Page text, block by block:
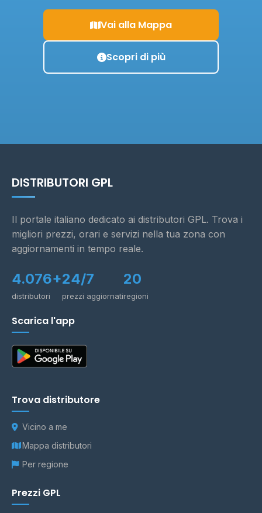
Vai alla Mappa
Scopri di più
DISTRIBUTORI GPL
Il portale italiano dedicato ai distributori GPL. Trova i
migliori prezzi, orari e servizi nella tua zona con
aggiornamenti in tempo reale.
4.076+
distributori
24/7
prezzi aggiornati
20
regioni
Scarica l'app
Trova distributore
Vicino a me
Mappa distributori
Per regione
Prezzi GPL